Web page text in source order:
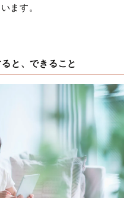
ます。
と、できること